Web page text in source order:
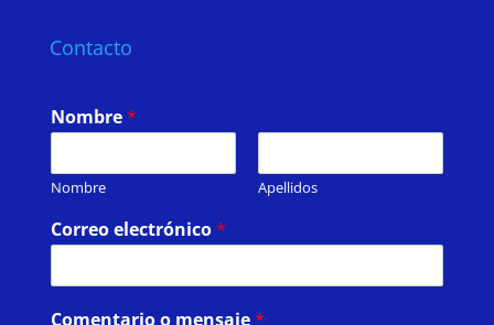
Contacto
Nombre*
Nombre Apellidos
Correo electrónico*
Comentario o mensaje*